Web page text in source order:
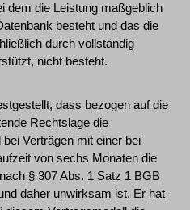
dem die Leistung maßgeblich
besteht und das die
durch vollständig
nicht besteht.
dass bezogen auf die
Rechtslage die
Verträgen mit einer bei
von sechs Monaten die
§ 307 Abs. 1 Satz 1 BGB
daher unwirksam ist. Er hat